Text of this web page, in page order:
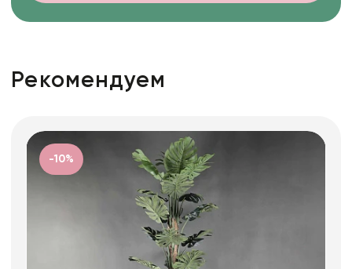
Рекомендуем
-10%